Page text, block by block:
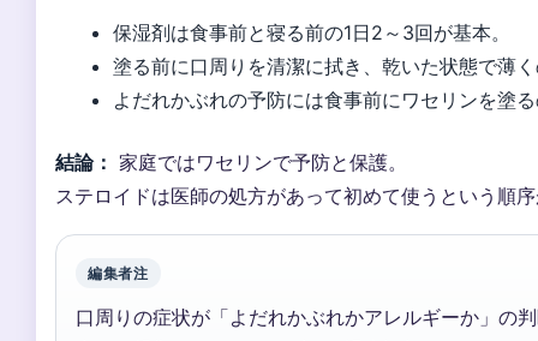
保湿剤は食事前と寝る前の1日2～3回が基本。
塗る前に口周りを清潔に拭き、乾いた状態で薄
よだれかぶれの予防には食事前にワセリンを塗
結論： 家庭ではワセリンで予防と保護。
ステロイドは医師の処方があって初めて使うという順
編集者注
口周りの症状が「よだれかぶれかアレルギーか」の